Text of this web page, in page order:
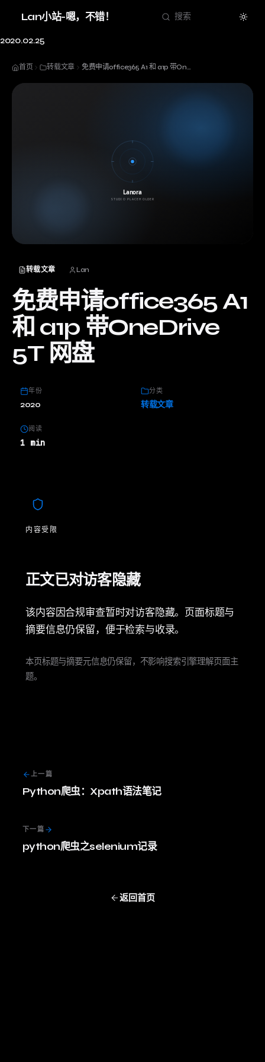
Lan小站-嗯，不错！ 搜索
Theme
2020.02.25
首页 转载文章 免费申请office365 A1 和 a1p 带OneDrive 5T 网盘
转载文章 Lan
免费申请office365 A1
和 a1p 带OneDrive
5T 网盘
年份
2020
分类
转载文章
阅读
1 min
内容受限
正文已对访客隐藏
该内容因合规审查暂时对访客隐藏。页面标题与
摘要信息仍保留，便于检索与收录。
本页标题与摘要元信息仍保留，不影响搜索引擎理解页面主
题。
上一篇
Python爬虫：Xpath语法笔记
下一篇
python爬虫之selenium记录
返回首页